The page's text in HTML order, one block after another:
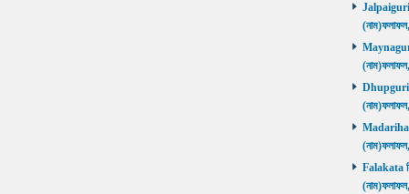
Jalpaiguri
Maynaguri
Dhupguri
Madarihat
Falakata